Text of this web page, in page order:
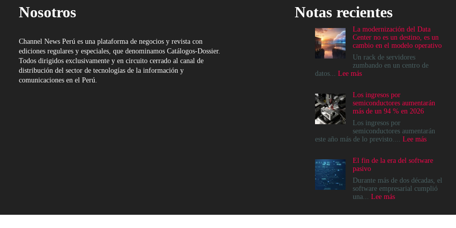
Nosotros
Channel News Perú es una plataforma de negocios y revista con
ediciones regulares y especiales, que denominamos Catálogos-Dossier.
Todos dirigidos exclusivamente y en circuito cerrado al canal de
distribución del sector de tecnologías de la información y
comunicaciones en el Perú.
Notas recientes
La modernización del Data
Center no es un destino, es un
cambio en el modelo operativo
Un rack de servidores
zumbando en un centro de
datos... Lee más:
del
Data
Center
no
es
un
un
cambio
en
el
modelo
Los ingresos por
semiconductores aumentarán
más de un 94 % en 2026
Los ingresos por
semiconductores aumentarán
este año más de lo previsto.... Lee más:
por
aumentarán
más
El fin de la era del software
pasivo
Durante más de dos décadas, el
software empresarial cumplió
una... Lee más: